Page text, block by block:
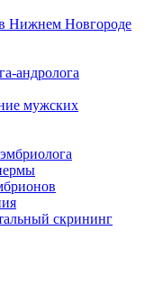
Нижнем Новгороде
андролога
мужских
скрининг